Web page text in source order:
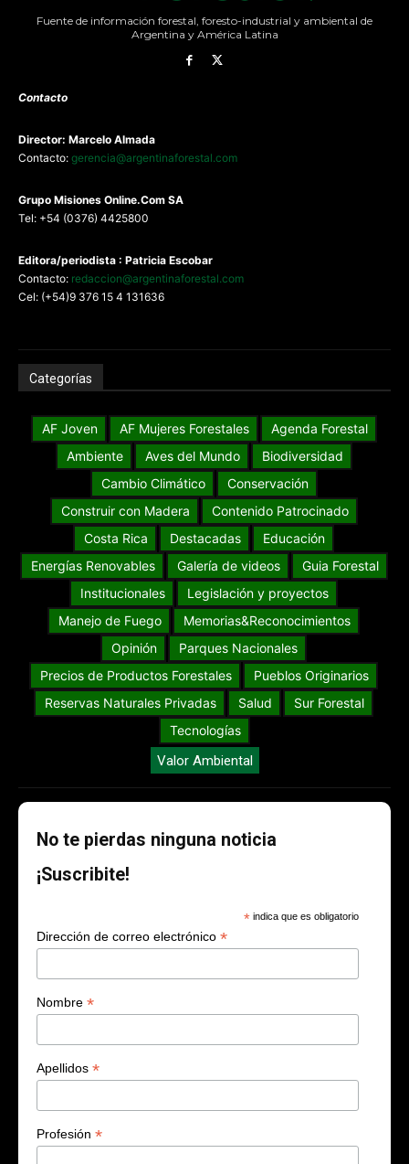
Fuente de información forestal, foresto-industrial y ambiental de
Argentina y América Latina
Contacto
Director: Marcelo Almada
Contacto: gerencia@argentinaforestal.com
Grupo Misiones Online.Com SA
Tel: +54 (0376) 4425800
Editora/periodista : Patricia Escobar
Contacto: redaccion@argentinaforestal.com
Cel: (+54)9 376 15 4 131636
Categorías
AF Joven AF Mujeres Forestales
Agenda Forestal
Ambiente
Aves del Mundo
Biodiversidad
Cambio Climático
Conservación
Construir con Madera
Contenido Patrocinado
Costa Rica
Destacadas
Educación
Energías Renovables
Galería de videos
Guia Forestal
Institucionales
Legislación y proyectos
Manejo de Fuego
Memorias&Reconocimientos
Opinión
Parques Nacionales
Precios de Productos Forestales
Pueblos Originarios
Reservas Naturales Privadas
Salud
Sur Forestal
Tecnologías
Valor Ambiental
No te pierdas ninguna noticia
¡Suscribite!
* indica que es obligatorio
Dirección de correo electrónico *
Nombre *
Apellidos *
Profesión *